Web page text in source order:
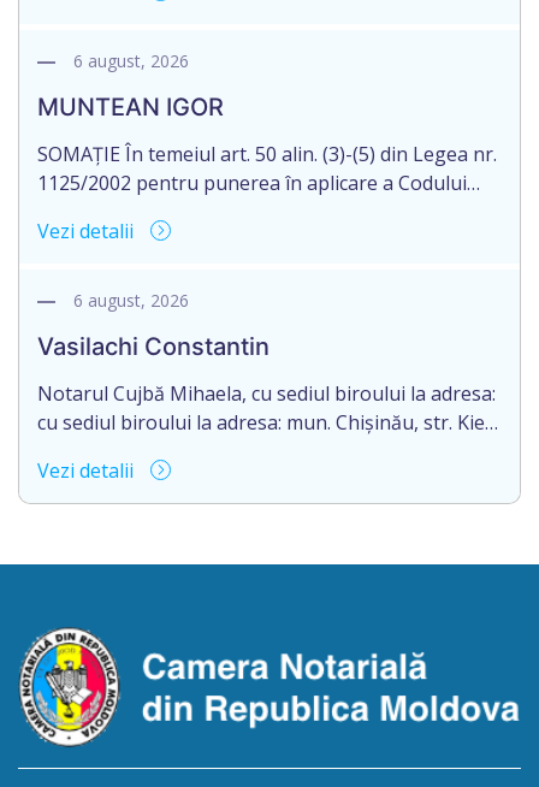
prevederilor legale, pentru moștenirile deschise
succesiunii este de 12 luni din data decesului (data
deschiderii moștenirii). Eliberarea certificatului […]
6 august, 2026
MUNTEAN IGOR
SOMAȚIE În temeiul art. 50 alin. (3)-(5) din Legea nr.
1125/2002 pentru punerea în aplicare a Codului
sediul biroului în mun. Chişinău, str. Academiei, nr.
născut la 30.10.1977, reședința obișnuită a căruia
succesorale după […]
Vezi detalii
6 august, 2026
Vasilachi Constantin
Notarul Cujbă Mihaela, cu sediul biroului la adresa:
cu sediul biroului la adresa: mun. Chișinău, str. Kiev,
succesorale în urma decesului cet. Vasilachi
Constantin, născut/ă la 03.06.1960, IDNP
Informăm succesibilii, că conform prevederilor
01.04.2026 termenul pentru […]
Vezi detalii